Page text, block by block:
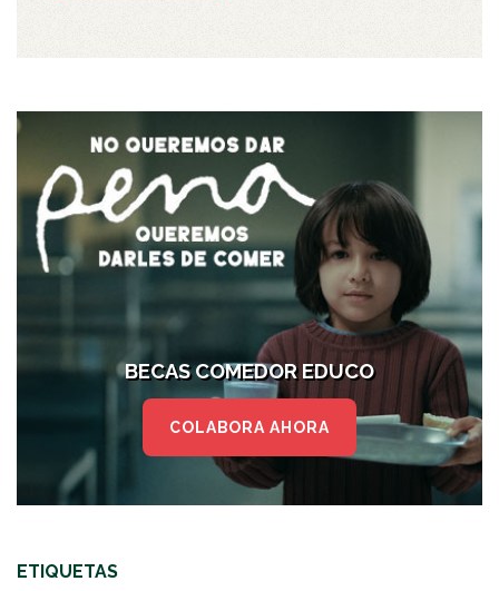
BECAS COMEDOR EDUCO
COLABORA AHORA
ETIQUETAS